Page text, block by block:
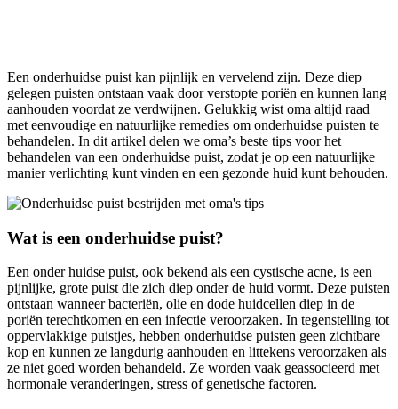
Een onderhuidse puist kan pijnlijk en vervelend zijn. Deze diep
gelegen puisten ontstaan vaak door verstopte poriën en kunnen lang
aanhouden voordat ze verdwijnen. Gelukkig wist oma altijd raad
met eenvoudige en natuurlijke remedies om onderhuidse puisten te
behandelen. In dit artikel delen we oma’s beste tips voor het
behandelen van een onderhuidse puist, zodat je op een natuurlijke
manier verlichting kunt vinden en een gezonde huid kunt behouden.
Wat is een onderhuidse puist?
Een onder huidse puist, ook bekend als een cystische acne, is een
pijnlijke, grote puist die zich diep onder de huid vormt. Deze puisten
ontstaan wanneer bacteriën, olie en dode huidcellen diep in de
poriën terechtkomen en een infectie veroorzaken. In tegenstelling tot
oppervlakkige puistjes, hebben onderhuidse puisten geen zichtbare
kop en kunnen ze langdurig aanhouden en littekens veroorzaken als
ze niet goed worden behandeld. Ze worden vaak geassocieerd met
hormonale veranderingen, stress of genetische factoren.